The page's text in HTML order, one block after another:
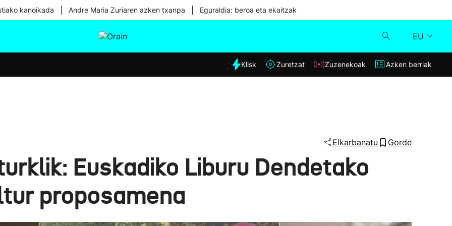
kanoikada Andre Maria Zuriaren azken txanpa Eguraldia: beroa eta ekaitzak
EU
Eguraldia
Klisk
Klisk Zuretzat Zuzenekoak Azken berriak
Elkarbanatu Gorde
Euskadiko Liburu Dendetako
proposamena